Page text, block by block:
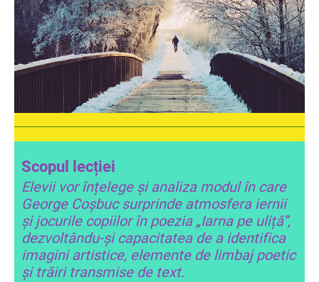
Scopul lecției
Elevii vor înțelege și analiza modul în care
George Coșbuc surprinde atmosfera iernii
și jocurile copiilor în poezia „Iarna pe uliță”,
dezvoltându-și capacitatea de a identifica
imagini artistice, elemente de limbaj poetic
și trăiri transmise de text.